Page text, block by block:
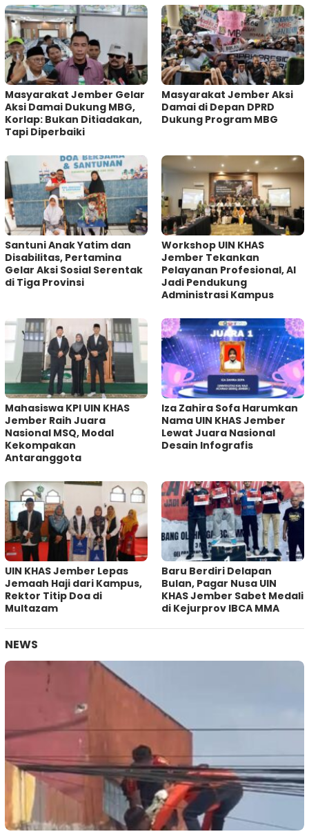
Masyarakat Jember Gelar
Aksi Damai Dukung MBG,
Korlap: Bukan Ditiadakan,
Tapi Diperbaiki
Masyarakat Jember Aksi
Damai di Depan DPRD
Dukung Program MBG
Santuni Anak Yatim dan
Disabilitas, Pertamina
Gelar Aksi Sosial Serentak
di Tiga Provinsi
Workshop UIN KHAS
Jember Tekankan
Pelayanan Profesional, AI
Jadi Pendukung
Administrasi Kampus
Mahasiswa KPI UIN KHAS
Jember Raih Juara
Nasional MSQ, Modal
Kekompakan
Antaranggota
Iza Zahira Sofa Harumkan
Nama UIN KHAS Jember
Lewat Juara Nasional
Desain Infografis
UIN KHAS Jember Lepas
Jemaah Haji dari Kampus,
Rektor Titip Doa di
Multazam
Baru Berdiri Delapan
Bulan, Pagar Nusa UIN
KHAS Jember Sabet Medali
di Kejurprov IBCA MMA
NEWS